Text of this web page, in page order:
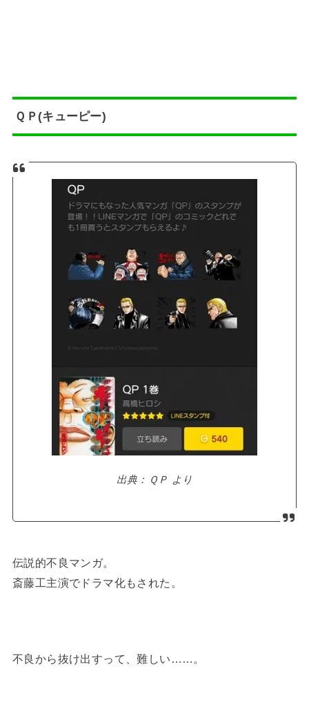
ＱＰ(キューピー)
出典：ＱＰ より
伝説的不良マンガ。
斎藤工主演でドラマ化もされた。
不良から抜け出すって、難しい……。